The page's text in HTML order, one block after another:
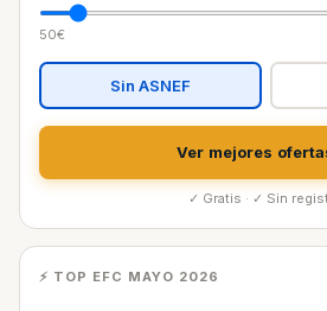
50€
Sin ASNEF
Ver mejores
✓ Gratis · ✓ Sin
⚡ TOP EFC MAYO 2026